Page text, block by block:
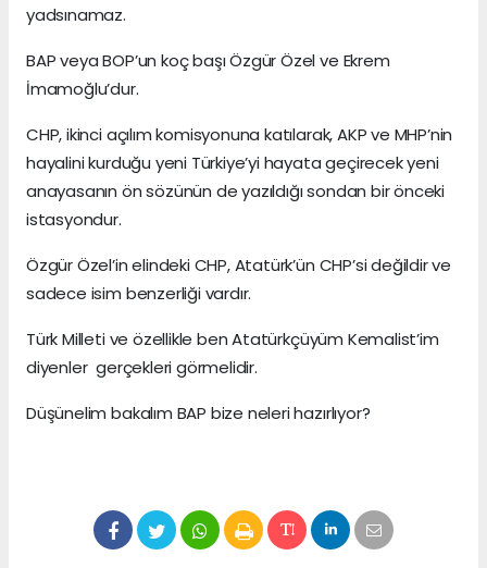
yadsınamaz.
BAP veya BOP’un koç başı Özgür Özel ve Ekrem
İmamoğlu’dur.
CHP, ikinci açılım komisyonuna katılarak, AKP ve MHP’nin
hayalini kurduğu yeni Türkiye’yi hayata geçirecek yeni
anayasanın ön sözünün de yazıldığı sondan bir önceki
istasyondur.
Özgür Özel’in elindeki CHP, Atatürk’ün CHP’si değildir ve
sadece isim benzerliği vardır.
Türk Milleti ve özellikle ben Atatürkçüyüm Kemalist’im
diyenler gerçekleri görmelidir.
Düşünelim bakalım BAP bize neleri hazırlıyor?